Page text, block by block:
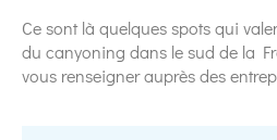
Ce sont là quelques spots qui
du canyoning dans le sud de la
vous renseigner auprès des